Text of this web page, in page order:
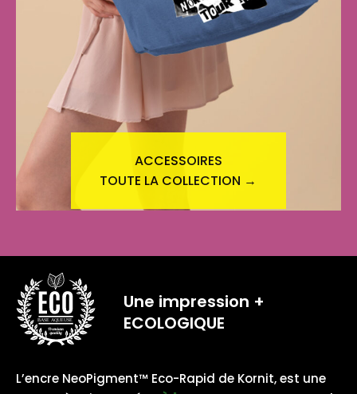
ACCESSOIRES
TOUTE LA COLLECTION →
BASE AQUEUSE
Une impression +
ECOLOGIQUE
L’encre NeoPigment™ Eco-Rapid de Kornit, est une